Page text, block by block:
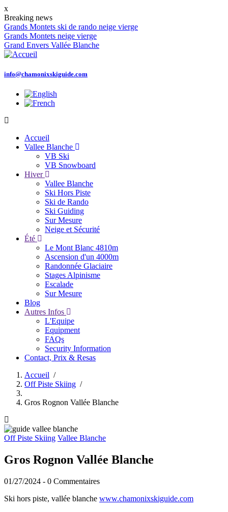
Aller
au
contenu
principal
x
Breaking news
Grands Montets ski de rando neige vierge
Grands Montets neige vierge
Grand Envers Vallée Blanche
info@chamonixskiguide.com
Main
navigation
Accueil
Vallee Blanche
VB Ski
VB Snowboard
Hiver
Vallee Blanche
Ski Hors Piste
Ski de Rando
Ski Guiding
Sur Mesure
Neige et Sécurité
Été
Le Mont Blanc 4810m
Ascension d'un 4000m
Randonnée Glaciaire
Stages Alpinisme
Escalade
Sur Mesure
Blog
Autres Infos
L'Equipe
Equipment
FAQs
Security Information
Contact, Prix & Resas
Fil
d'Ariane
Accueil /
Off Piste Skiing /
Gros Rognon Vallée Blanche
Off Piste Skiing Vallee Blanche
Gros Rognon Vallée Blanche
01/27/2024 - 0 Commentaires
Ski hors piste, vallée blanche www.chamonixskiguide.com